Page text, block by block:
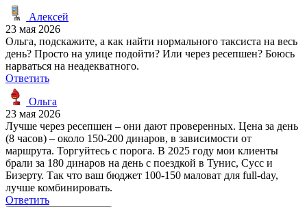
Алексей
23 мая 2026
Ольга, подскажите, а как найти нормального таксиста на весь
день? Просто на улице подойти? Или через ресепшен? Боюсь
нарваться на неадекватного.
Ответить
Ольга
23 мая 2026
Лучше через ресепшен – они дают проверенных. Цена за день
(8 часов) – около 150-200 динаров, в зависимости от
маршрута. Торгуйтесь с порога. В 2025 году мои клиенты
брали за 180 динаров на день с поездкой в Тунис, Сусс и
Бизерту. Так что ваш бюджет 100-150 маловат для full-day,
лучше комбинировать.
Ответить